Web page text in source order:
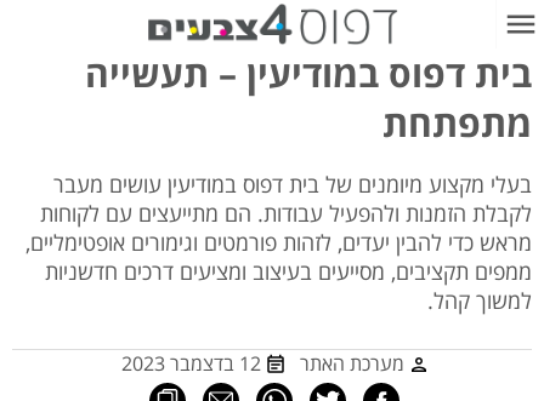
בית דפוס במודיעין – תעשייה
מתפתחת
בעלי מקצוע מיומנים של בית דפוס במודיעין עושים מעבר
לקבלת הזמנות ולהפעיל עבודות. הם מתייעצים עם לקוחות
מראש כדי להבין יעדים, לזהות פורמטים וגימורים אופטימליים,
ממפים תקציבים, מסייעים בעיצוב ומציעים דרכים חדשניות
למשוך קהל.
מערכת האתר 12 בדצמבר 2023